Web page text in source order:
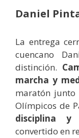
Daniel
La entrega
cuencano
distinción.
marcha y
maratón junto
Olímpicos de
disciplina y
convertido en